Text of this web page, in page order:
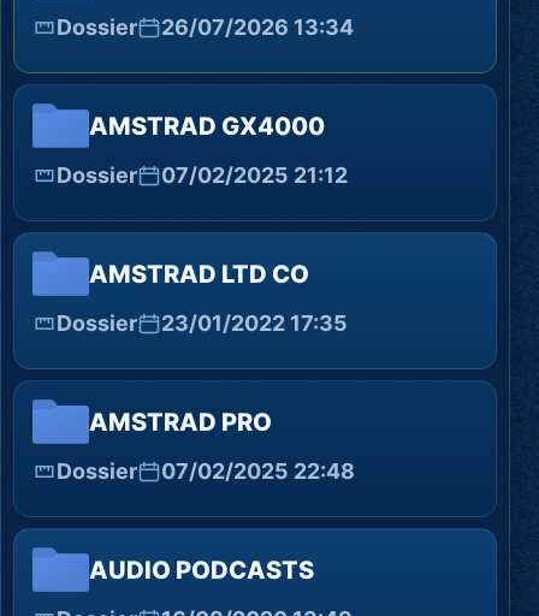
Dossier 26/07/2026 13:34
AMSTRAD GX4000
Dossier 07/02/2025 21:12
AMSTRAD LTD CO
Dossier 23/01/2022 17:35
AMSTRAD PRO
Dossier 07/02/2025 22:48
AUDIO PODCASTS